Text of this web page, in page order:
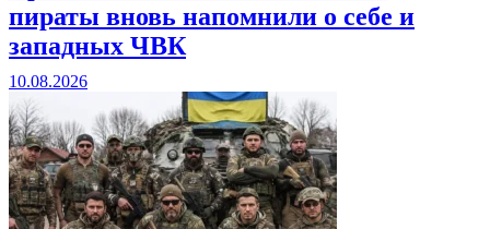
пираты вновь напомнили о себе и
западных ЧВК
10.08.2026